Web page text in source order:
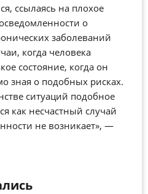
ссылаясь на плохое
о
заболеваний
когда человека
состояние, когда он
зная о подобных рисках.
ситуаций подобное
как несчастный случай
не возникает», —